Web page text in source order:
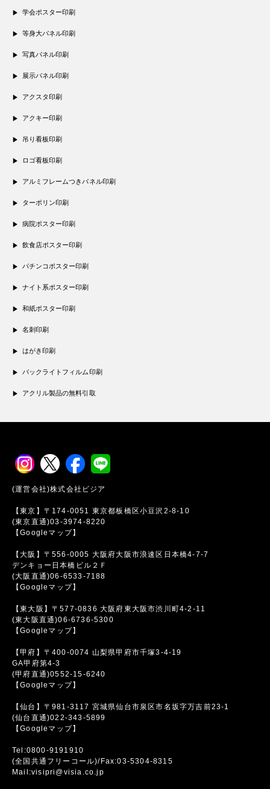
学会ポスター印刷
等身大パネル印刷
写真パネル印刷
展示パネル印刷
アクスタ印刷
アクキー印刷
吊り看板印刷
ロゴ看板印刷
アルミフレームつきパネル印刷
ターポリン印刷
病院ポスター印刷
飲食店ポスター印刷
パチンコポスター印刷
ナイト系ポスター印刷
和紙ポスター印刷
名刺印刷
はがき印刷
バックライトフィルム印刷
アクリル製品の無料引取
(運営会社)株式会社ビジア
【東京】〒174-0051 東京都板橋区小豆沢2-8-10
(東京直通)03-3974-8220
【Googleマップ】
【大阪】〒556-0005 大阪府大阪市浪速区日本橋4-7-7
デンキョー日本橋ビル２Ｆ
(大阪直通)06-6533-7188
【Googleマップ】
【東大阪】〒577-0836 大阪府東大阪市渋川町4-2-11
(東大阪直通)06-6736-5300
【Googleマップ】
【甲府】〒400-0074 山梨県甲府市千塚3-4-19
GA甲府第4-3
(甲府直通)0552-15-6240
【Googleマップ】
【仙台】〒981-3117 宮城県仙台市泉区市名坂字万吉前23-1
(仙台直通)022-343-5899
【Googleマップ】
Tel:0800-9191910
(全国共通フリーコール)/Fax:03-5304-8315
Mail:visipri@visia.co.jp